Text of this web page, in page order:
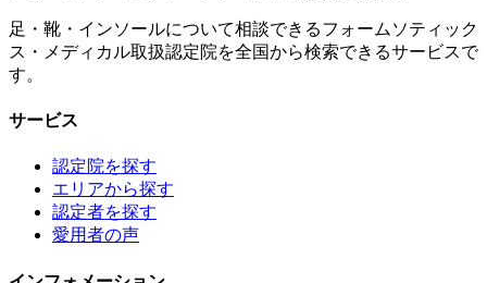
足・靴・インソールについて相談できるフォームソティック
ス・メディカル取扱認定院を全国から検索できるサービスで
す。
サービス
認定院を探す
エリアから探す
認定者を探す
愛用者の声